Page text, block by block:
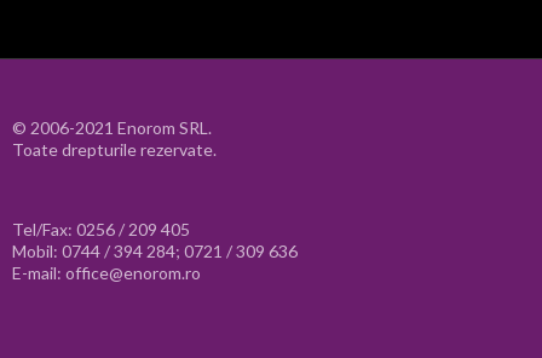
© 2006-2021 Enorom SRL.
Toate drepturile rezervate.
Tel/Fax: 0256 / 209 405
Mobil: 0744 / 394 284; 0721 / 309 636
E-mail: office@enorom.ro